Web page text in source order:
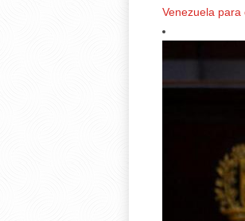
Venezuela